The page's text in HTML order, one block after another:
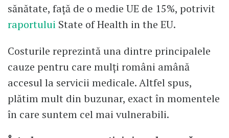
sănătate, față de o medie UE de 15%, potrivit
raportului State of Health in the EU.
Costurile reprezintă una dintre principalele
cauze pentru care mulți români amână
accesul la servicii medicale. Altfel spus,
plătim mult din buzunar, exact în momentele
în care suntem cel mai vulnerabili.